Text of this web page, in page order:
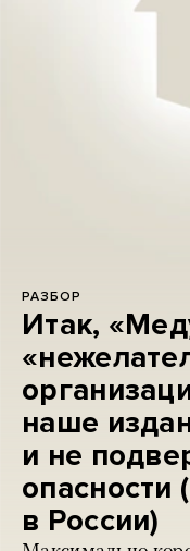
РАЗБОР
Итак,
наше
и не
опасности
в России)